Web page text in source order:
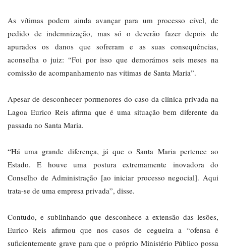
As vítimas podem ainda avançar para um processo cível, de
pedido de indemnização, mas só o deverão fazer depois de
apurados os danos que sofreram e as suas consequências,
aconselha o juiz: “Foi por isso que demorámos seis meses na
comissão de acompanhamento nas vítimas de Santa Maria”.
Apesar de desconhecer pormenores do caso da clínica privada na
Lagoa Eurico Reis afirma que é uma situação bem diferente da
passada no Santa Maria.
“Há uma grande diferença, já que o Santa Maria pertence ao
Estado. E houve uma postura extremamente inovadora do
Conselho de Administração [ao iniciar processo negocial]. Aqui
trata-se de uma empresa privada”, disse.
Contudo, e sublinhando que desconhece a extensão das lesões,
Eurico Reis afirmou que nos casos de cegueira a “ofensa é
suficientemente grave para que o próprio Ministério Público possa